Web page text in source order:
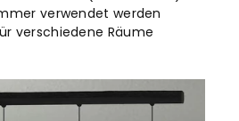
verwendet werden
verschiedene Räume